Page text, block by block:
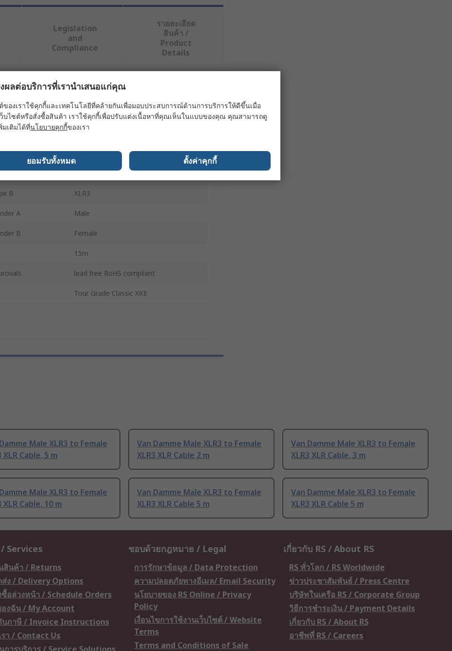
Legislation
and
Compliance
รายละเอียด
สินค้า /
Product
Details
อย่างน้อยหนึ่งรายการ
ค่า
A XLR3
XLR Cable
B XLR3
A Male
B Female
15m
lead free RoHS compliant
Tour Grade Classic XKE
Male XLR3 to Female
XLR Cable, 5 m
Van Damme Male XLR3 to Female
XLR3 XLR Cable 2 m
Van Damme Male XLR3 to Female
XLR3 XLR Cable, 3 m
Male XLR3 to Female
XLR Cable, 10 m
Van Damme Male XLR3 to Female
XLR3 XLR Cable 5 m
Van Damme Male XLR3 to Female
XLR3 XLR Cable 5 m
Services
สินค้า / Returns
ส่ง / Delivery Options
ซื้อล่วงหน้า / Schedule Orders
งฉัน / My Account
บภาษี / Invoice Instructions
รา / Contact Us
ชอบด้วยกฎหมาย / Legal
การรักษาข้อมูล / Data Protection
ความปลอดภัยทางอีเมล/ Email Security
นโยบายของ RS Online / Privacy
Policy
เงื่อนไขการใช้งานเว็บไซต์ / Website
Terms
Terms and Conditions of Sale
เกี่ยวกับ RS / About RS
RS ทั่วโลก / RS Worldwide
ข่าวประชาสัมพันธ์ / Press Centre
บริษัทในเครือ RS / Corporate Group
วิธีการชำระเงิน / Payment Details
เกี่ยวกับ RS / About RS
อาชีพที่ RS / Careers
ผลต่อบริการที่เรานำเสนอแก่คุณ
ของเราใช้คุกกี้และเทคโนโลยีที่คล้ายกันเพื่อมอบประสบการณ์ด้านการบริการให้ดีขึ้นเมื่อ
บไซต์หรือสั่งซื้อสินค้า เราใช้คุกกี้เพื่อปรับแต่งเนื้อหาที่คุณเห็นในแบบของคุณ คุณสามารถดู
มเติมได้ที่นโยบายคุกกี้ของเรา
ยอมรับทั้งหมด ตั้งค่าคุกกี้